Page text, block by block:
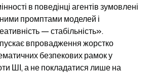
в поведінці агентів зумовлені
промптами моделей і
— стабільність».
впровадження жорстко
безпекових рамок у
ШІ, а не покладатися лише на